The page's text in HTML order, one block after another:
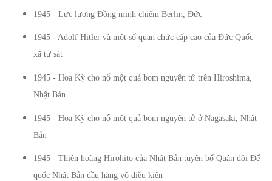
1945 - Lực lượng Đồng minh chiếm Berlin, Đức
1945 - Adolf Hitler và một số quan chức cấp cao của Đức Quốc
xã tự sát
1945 - Hoa Kỳ cho nổ một quả bom nguyên tử trên Hiroshima,
Nhật Bản
1945 - Hoa Kỳ cho nổ một quả bom nguyên tử ở Nagasaki, Nhật
Bản
1945 - Thiên hoàng Hirohito của Nhật Bản tuyên bố Quân đội Đế
quốc Nhật Bản đầu hàng vô điều kiện